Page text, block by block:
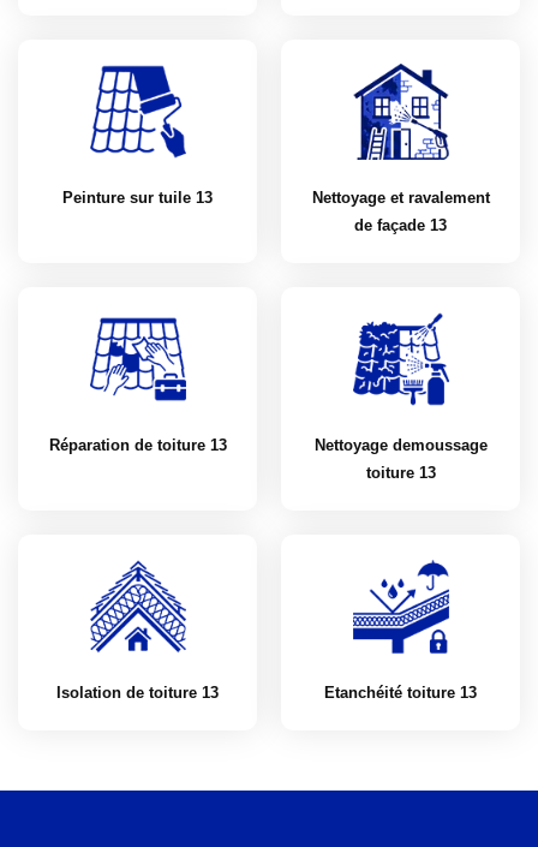
Peinture sur tuile 13
Nettoyage et ravalement
de façade 13
Réparation de toiture 13
Nettoyage demoussage
toiture 13
Isolation de toiture 13 Etanchéité toiture 13